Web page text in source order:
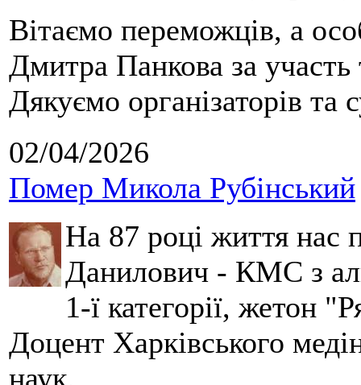
Вітаємо переможців, а
Дмитра Панкова за
Дякуємо організаторів та
02/04/2026
Помер Микола Рубінський
На 87 році життя нас
Данилович - КМС з
1-ї категорії, жетон
Доцент Харківського
наук.